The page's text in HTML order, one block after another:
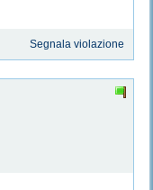
Segnala violazione